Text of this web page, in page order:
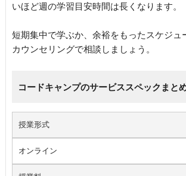
いほど週の学習目安時間は長くなります。
短期集中で学ぶか、余裕をもったスケジュ
カウンセリングで相談しましょう。
コードキャンプのサービススペックまと
授業形式
オンライン